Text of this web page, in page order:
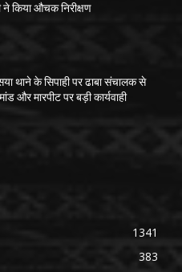
ने किया औचक निरीक्षण
थाने के सिपाही पर ढाबा संचालक से
और मारपीट पर बड़ी कार्यवाही
1341
383